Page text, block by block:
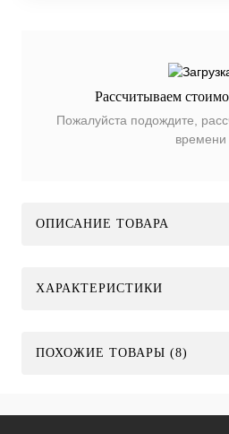
Рассчитываем
Пожалуйста подождите,
времени
ОПИСАНИЕ ТОВАРА
ХАРАКТЕРИСТИКИ
ПОХОЖИЕ ТОВАРЫ (8)